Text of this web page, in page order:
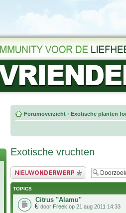
Forumoverzicht ‹ Exotische planten
Exotische vruchten
Plaats een nieuw bericht
TOPICS
Citrus "Alamu"
door Freek op 21 aug 2011 14:33